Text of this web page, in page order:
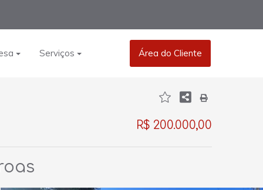
Serviços Área do Cliente
R$ 200.000,00